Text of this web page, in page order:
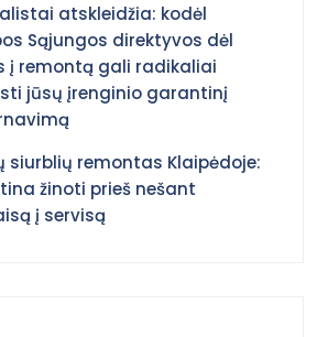
atskleidžia: kodėl
Sąjungos direktyvos dėl
į remontą gali radikaliai
jūsų įrenginio garantinį
siurblių remontas Klaipėdoje:
žinoti prieš nešant
į servisą